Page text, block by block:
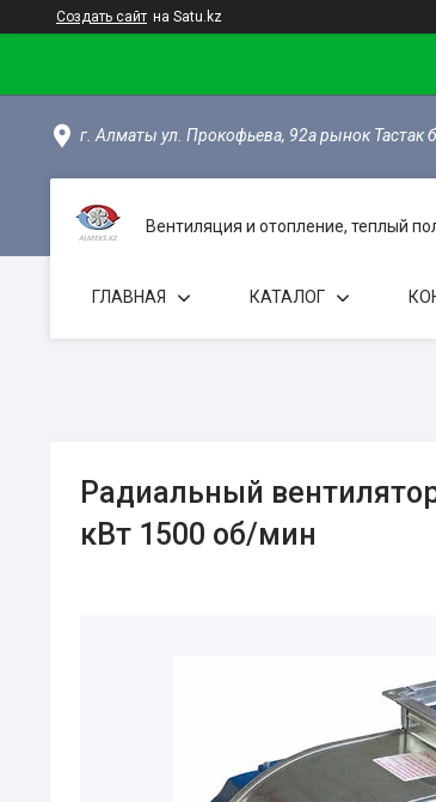
Создать сайт на Satu.kz
г. Алматы ул. Прокофьева, 92а рынок Тастак
Вентиляция и отопление, теплый
ГЛАВНАЯ КАТАЛОГ
Радиальный
кВт 1500 об/мин